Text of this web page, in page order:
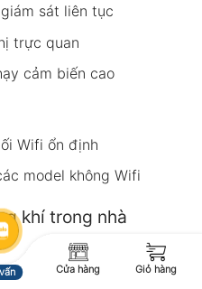
sát liên tục
trực quan
cảm biến cao
Wifi ổn định
model không Wifi
khí trong nhà
không khí cố định,
Cửa hàng Giỏ hàng